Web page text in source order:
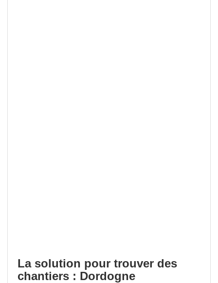
La solution pour trouver des
chantiers : Dordogne